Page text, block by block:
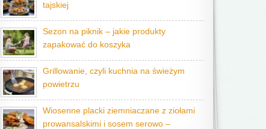
tajskiej
Sezon na piknik – jakie produkty
zapakować do koszyka
Grillowanie, czyli kuchnia na świeżym
powietrzu
Wiosenne placki ziemniaczane z ziołami
prowansalskimi i sosem serowo –